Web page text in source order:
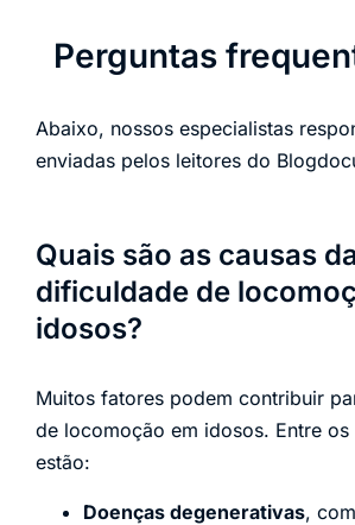
Perguntas
Abaixo, nossos especialistas
enviadas pelos leitores do
Quais são as causas
dificuldade de
idosos?
Muitos fatores podem contribuir
de locomoção em idosos. Entre os
estão:
Doenças degenerativas,